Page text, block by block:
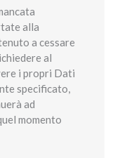
alla
a cessare
al
i propri Dati
specificato,
ad
momento